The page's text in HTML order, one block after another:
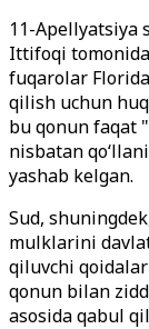
11-Apellyatsiya
Ittifoqi
fuqarolar
qilish uchun
bu qonun faqat
nisbatan
yashab kelgan.
Sud,
mulklarini
qiluvchi
qonun bilan
asosida qabul